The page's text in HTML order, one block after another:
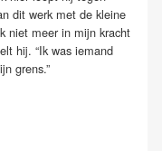
dit werk met de kleine
niet meer in mijn kracht
hij. “Ik was iemand
grens.”